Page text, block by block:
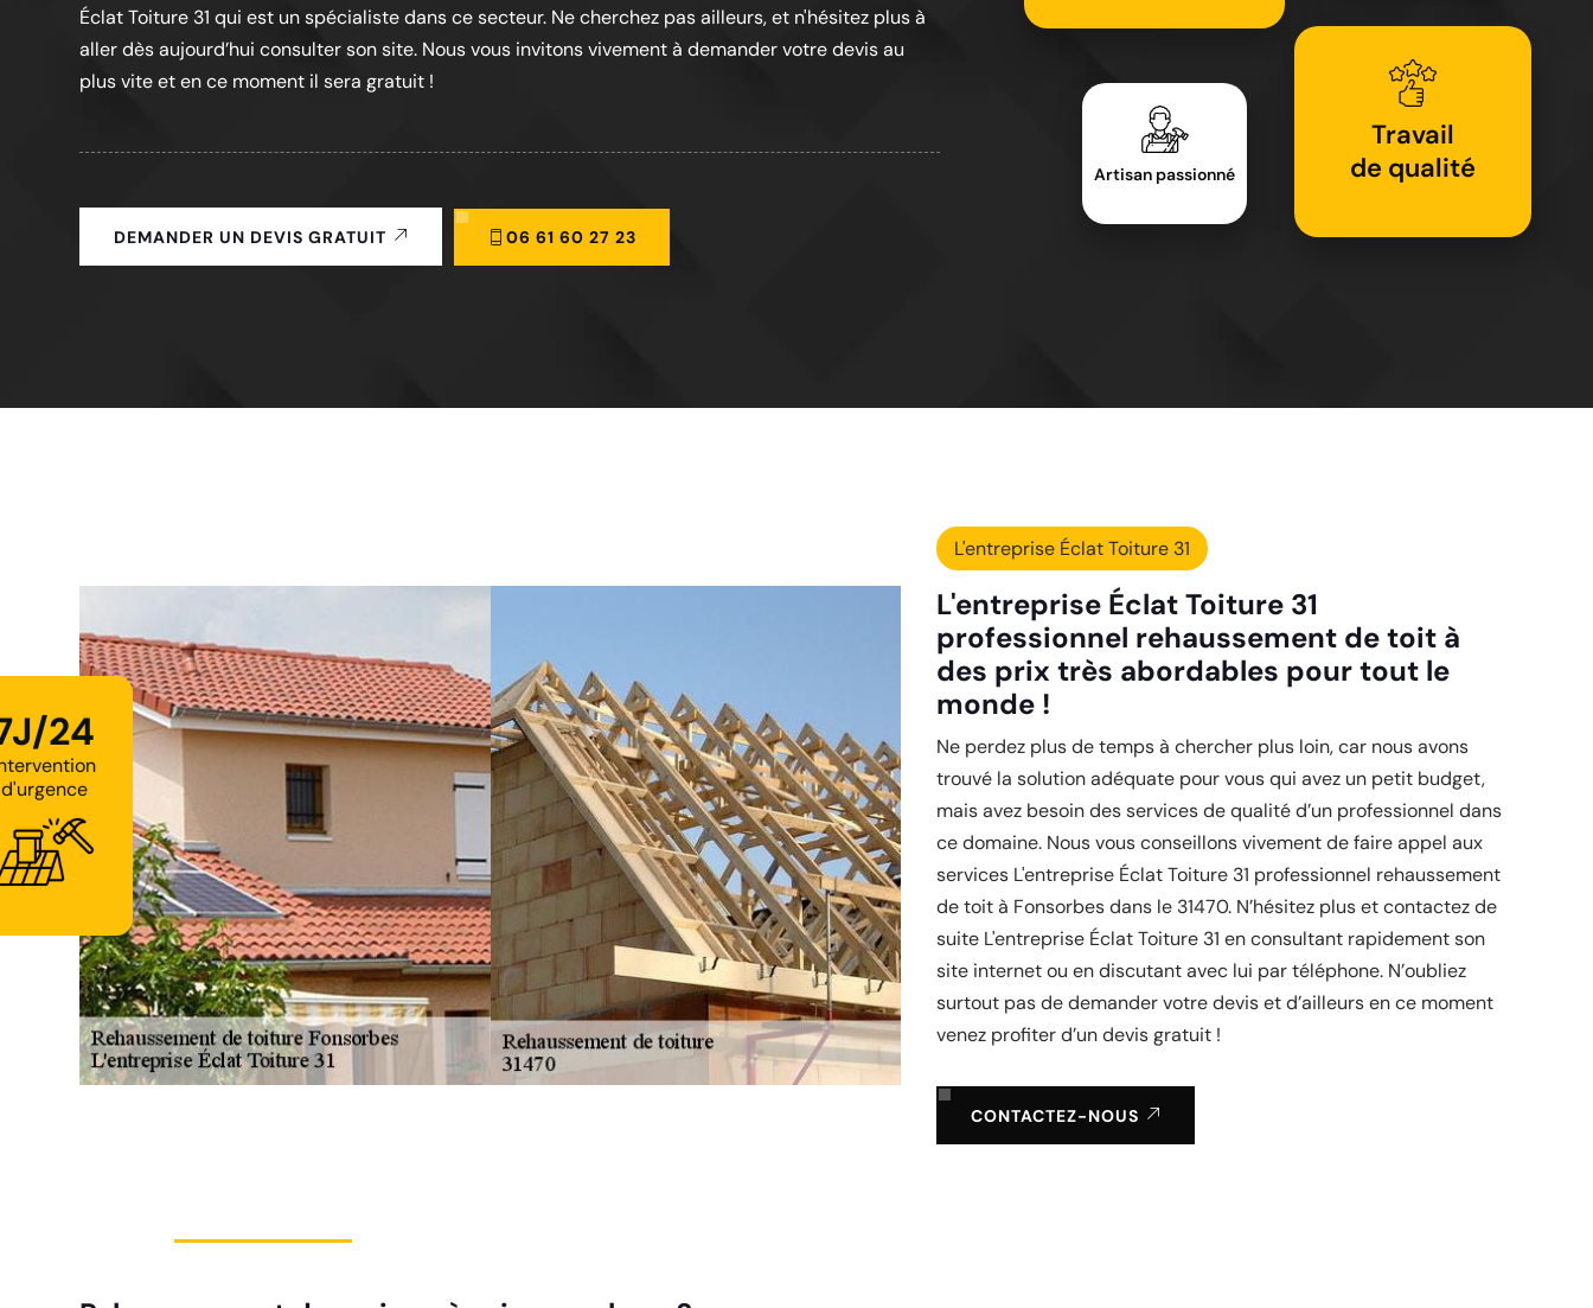
Éclat Toiture 31 qui est un spécialiste dans ce secteur. Ne cherchez pas ailleurs, et n'hésitez plus à
aller dès aujourd’hui consulter son site. Nous vous invitons vivement à demander votre devis au
plus vite et en ce moment il sera gratuit !
Artisan passionné
Travail
de qualité
DEMANDER UN DEVIS GRATUIT 06 61 60 27 23
24
d'urgence
L'entreprise Éclat Toiture 31
L'entreprise Éclat Toiture 31
professionnel rehaussement de toit à
des prix très abordables pour tout le
monde !
Ne perdez plus de temps à chercher plus loin, car nous avons
trouvé la solution adéquate pour vous qui avez un petit budget,
mais avez besoin des services de qualité d’un professionnel dans
ce domaine. Nous vous conseillons vivement de faire appel aux
services L'entreprise Éclat Toiture 31 professionnel rehaussement
de toit à Fonsorbes dans le 31470. N’hésitez plus et contactez de
suite L'entreprise Éclat Toiture 31 en consultant rapidement son
site internet ou en discutant avec lui par téléphone. N’oubliez
surtout pas de demander votre devis et d’ailleurs en ce moment
venez profiter d’un devis gratuit !
CONTACTEZ-NOUS